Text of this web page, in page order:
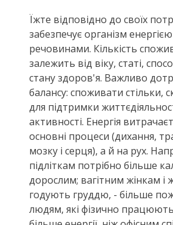
Їжте відповідно до своїх
забезпечує організм
речовинами. Кількість
залежить від віку, статі,
стану здоров'я. Важливо
балансу: споживати стільки,
для підтримки
активності. Енергія
основні процеси (дихання,
мозку і серця), а й на рух.
підліткам потрібно більше
дорослим; вагітним жінкам і
годують груддю, - більше
людям, які фізично